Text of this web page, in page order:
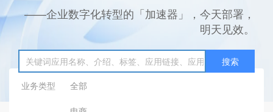
——企业数字化转型的「加速器」，今天部署，
明天见效。
搜索
业务类型
全部